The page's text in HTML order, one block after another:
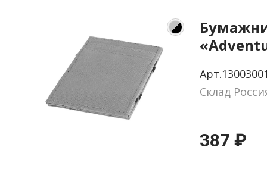
Склад
387 ₽